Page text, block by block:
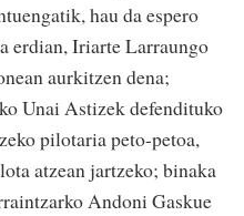
hau da espero
erdian, Iriarte Larraungo
aurkitzen dena;
Unai Astizek defendituko
pilotaria peto-petoa,
atzean jartzeko; binaka
Andoni Gaskue